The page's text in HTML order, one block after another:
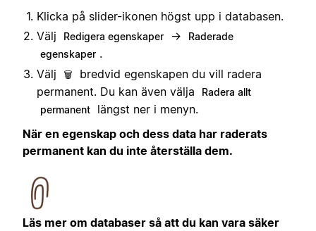
Klicka på slider-ikonen högst upp i databasen.
Välj
Redigera egenskaper →
Raderade
egenskaper .
Välj
🗑️
bredvid egenskapen du vill radera
permanent. Du kan även välja
Radera allt
permanent
längst ner i menyn.
När en egenskap och dess data har raderats
permanent kan du inte återställa dem.
Läs mer om databaser så att du kan vara säker